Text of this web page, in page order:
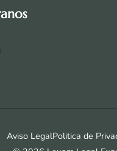
Aviso LegalPolitica de